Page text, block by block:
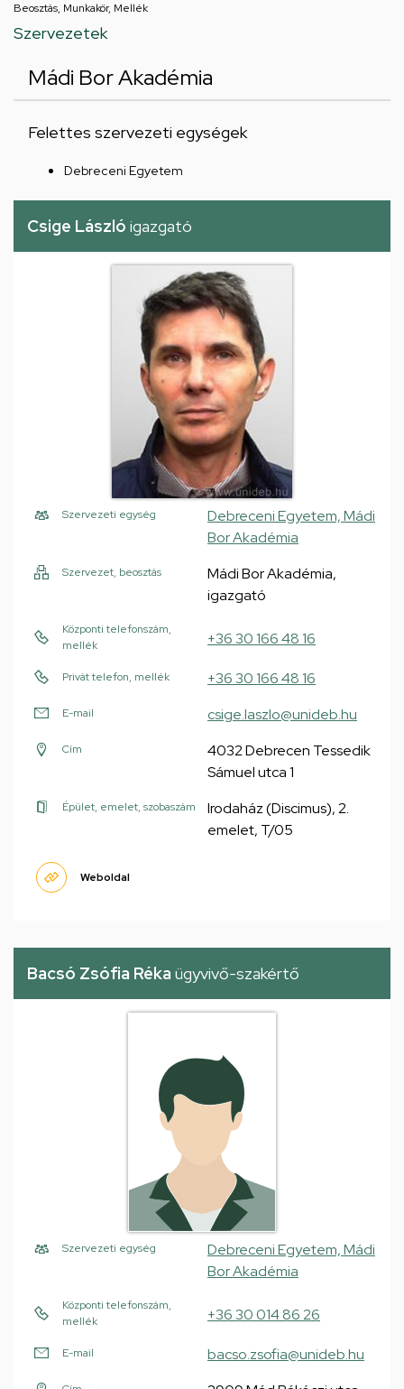
Beosztás, Munkakör, Mellék
Szervezetek
Mádi Bor Akadémia
Felettes szervezeti egységek
Debreceni Egyetem
Csige László igazgató
Szervezeti egység
Debreceni Egyetem, Mádi
Bor Akadémia
Szervezet, beosztás
Mádi Bor Akadémia,
igazgató
Központi telefonszám,
mellék
+36 30 166 48 16
Privát telefon, mellék +36 30 166 48 16
E-mail csige.laszlo@unideb.hu
Cím
4032 Debrecen Tessedik
Sámuel utca 1
Épület, emelet, szobaszám
Irodaház (Discimus), 2.
emelet, T/05
Weboldal
Bacsó Zsófia Réka ügyvivő-szakértő
Szervezeti egység
Debreceni Egyetem, Mádi
Bor Akadémia
Központi telefonszám,
mellék
+36 30 014 86 26
E-mail bacso.zsofia@unideb.hu